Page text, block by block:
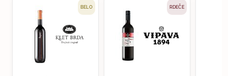
BELO RDEČE